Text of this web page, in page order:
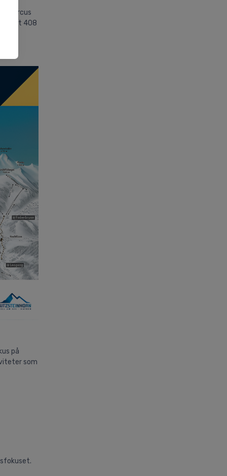
det 408
på
som